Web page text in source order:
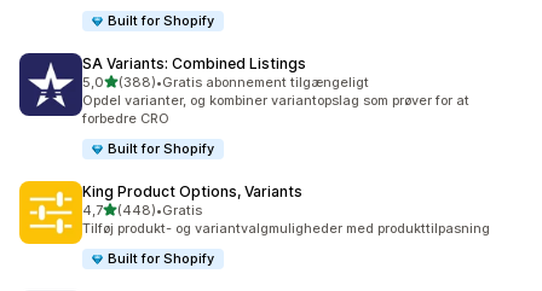
Built for Shopify
SA Variants: Combined Listings
5,0ud af 5 stjerner
(388)
388 anmeldelser i alt
•Gratis abonnement tilgængeligt
Opdel varianter, og kombiner variantopslag som prøver for at
forbedre CRO
Built for Shopify
King Product Options, Variants
4,7ud af 5 stjerner
(448)
448 anmeldelser i alt
•Gratis
Tilføj produkt- og variantvalgmuligheder med produkttilpasning
Built for Shopify